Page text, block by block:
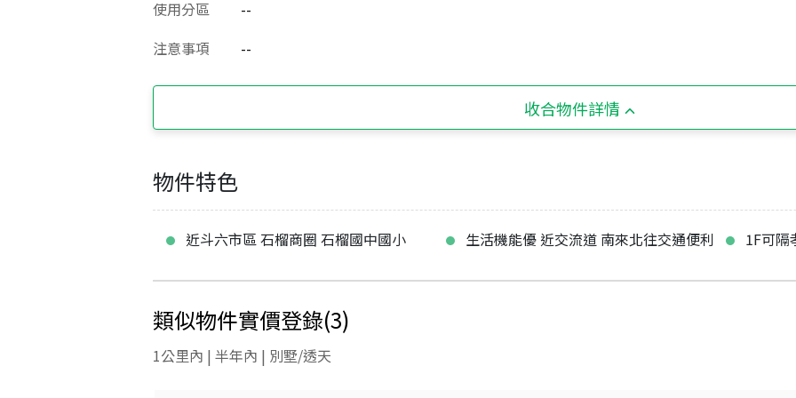
使用分區
--
注意事項
--
收合物件詳情
物件特色
近斗六市區 石榴商圈 石榴國中國小 生活機能優 近交流道 南來北往交通便利 1F可隔
類似物件實價登錄(3)
1公里內 | 半年內 | 別墅/透天